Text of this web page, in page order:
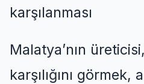
karşılanması
Malatya’nın
karşılığını görmek,